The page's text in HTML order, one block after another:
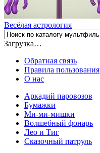
Весёлая астрология
Загрузка…
Обратная связь
Правила пользования
О нас
Аркадий паровозов
Бумажки
Ми-ми-мишки
Волшебный фонарь
Лео и Тиг
Сказочный патруль